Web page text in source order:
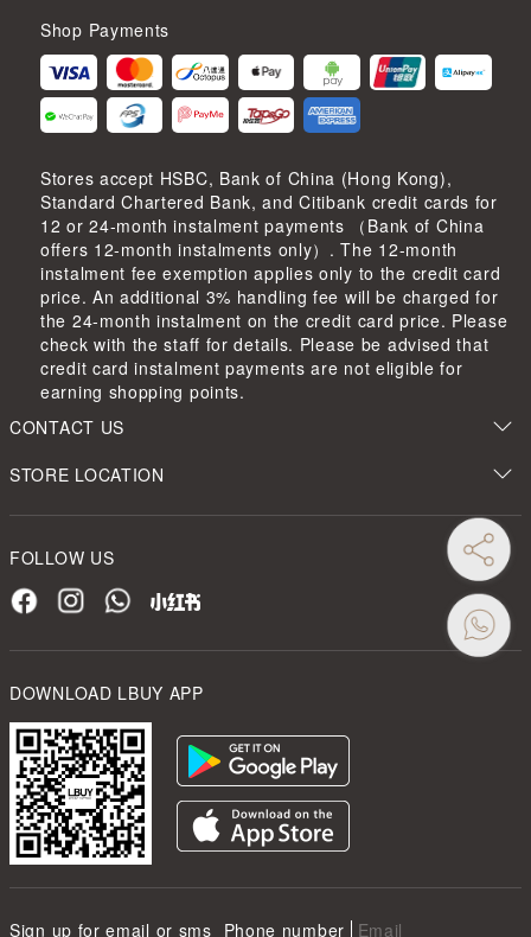
Shop Payments
Stores accept HSBC, Bank of China (Hong Kong),
Standard Chartered Bank, and Citibank credit cards for
12 or 24-month instalment payments （Bank of China
offers 12-month instalments only）. The 12-month
instalment fee exemption applies only to the credit card
price. An additional 3% handling fee will be charged for
the 24-month instalment on the credit card price. Please
check with the staff for details. Please be advised that
credit card instalment payments are not eligible for
earning shopping points.
CONTACT US
STORE LOCATION
FOLLOW US
DOWNLOAD LBUY APP
Sign up for email or sms Phone number Email